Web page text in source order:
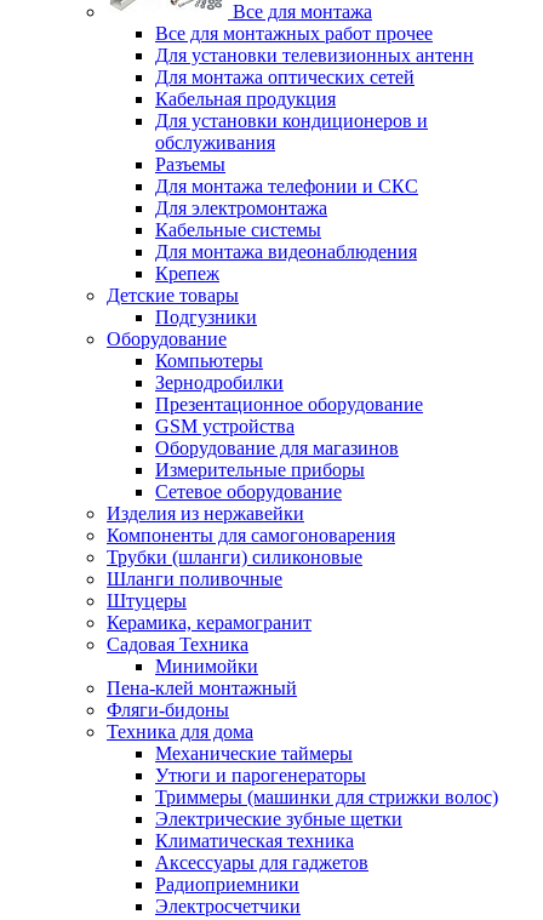
Все для монтажа
Все для монтажных работ прочее
Для установки телевизионных антенн
Для монтажа оптических сетей
Кабельная продукция
Для установки кондиционеров и
обслуживания
Разъемы
Для монтажа телефонии и СКС
Для электромонтажа
Кабельные системы
Для монтажа видеонаблюдения
Крепеж
Детские товары
Подгузники
Оборудование
Компьютеры
Зернодробилки
Презентационное оборудование
GSM устройства
Оборудование для магазинов
Измерительные приборы
Сетевое оборудование
Изделия из нержавейки
Компоненты для самогоноварения
Трубки (шланги) силиконовые
Шланги поливочные
Штуцеры
Керамика, керамогранит
Садовая Техника
Минимойки
Пена-клей монтажный
Фляги-бидоны
Техника для дома
Механические таймеры
Утюги и парогенераторы
Триммеры (машинки для стрижки волос)
Электрические зубные щетки
Климатическая техника
Аксессуары для гаджетов
Радиоприемники
Электросчетчики